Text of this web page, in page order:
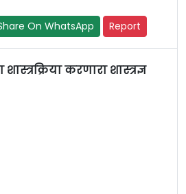
On WhatsApp Report
करणारा शास्त्रज्ञ